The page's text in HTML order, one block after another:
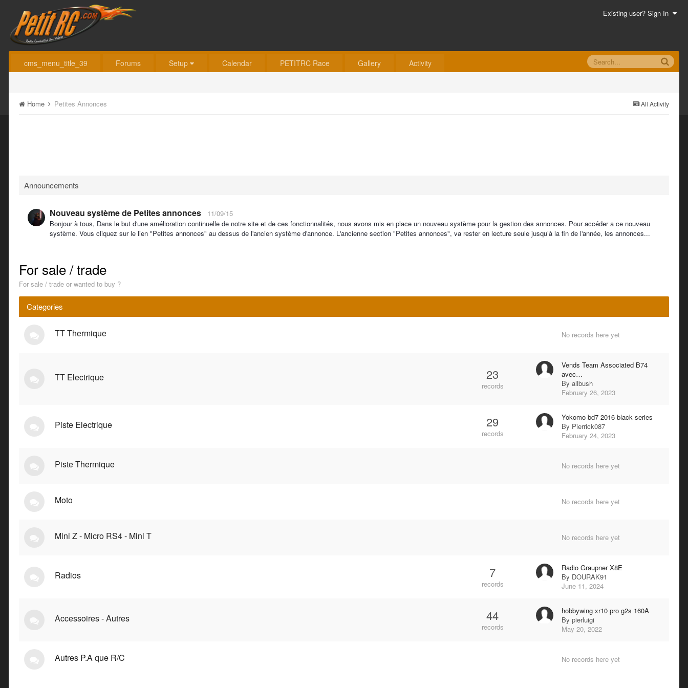
Existing user? Sign In
cms_menu_title_39 Forums Setup Calendar PETITRC Race Gallery Activity
All Activity
Home Petites Annonces
Announcements
Nouveau système de Petites annonces
11/09/15
Bonjour à tous, Dans le but d'une amélioration continuelle de notre site et de ces fonctionnalités, nous avons mis en place un nouveau système pour la gestion des annonces. Pour accéder a ce nouveau
système. Vous cliquez sur le lien "Petites annonces" au dessus de l'ancien système d'annonce. L'ancienne section "Petites annonces", va rester en lecture seule jusqu’à la fin de l'année, les annonces...
For sale / trade
For sale / trade or wanted to buy ?
Categories
TT Thermique No records here yet
TT Electrique 23
records
Vends Team Associated B74
avec…
By allbush
February 26, 2023
Piste Electrique 29
records
Yokomo bd7 2016 black series
By Pierrick087
February 24, 2023
Piste Thermique No records here yet
Moto No records here yet
Mini Z - Micro RS4 - Mini T No records here yet
Radios 7
records
Radio Graupner X8E
By DOURAK91
June 11, 2024
Accessoires - Autres 44
records
hobbywing xr10 pro g2s 160A
By pierluigi
May 20, 2022
Autres P.A que R/C No records here yet